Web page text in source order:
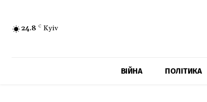
24.8 C Kyiv
ВІЙНА ПОЛІТИКА